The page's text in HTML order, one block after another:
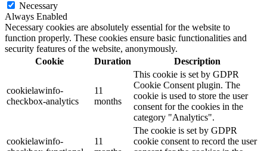
Necessary
Always Enabled
Necessary cookies are absolutely essential for the website to
function properly. These cookies ensure basic functionalities and
security features of the website, anonymously.
Cookie
Duration Description
cookielawinfo-
checkbox-analytics
11
months
This cookie is set by GDPR
Cookie Consent plugin. The
cookie is used to store the user
consent for the cookies in the
category "Analytics".
cookielawinfo-
11
The cookie is set by GDPR
cookie consent to record the user